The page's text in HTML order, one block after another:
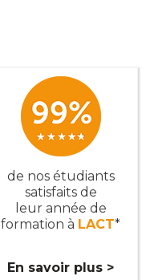
de nos étudiants
satisfaits de
leur année de
formation à LACT*
En savoir plus >